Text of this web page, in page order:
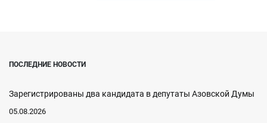
ПОСЛЕДНИЕ НОВОСТИ
Зарегистрированы два кандидата в депутаты Азовской Думы
05.08.2026